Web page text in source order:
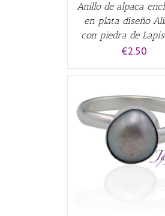
Anillo de alpaca
en plata diseño
con piedra de
€2.50